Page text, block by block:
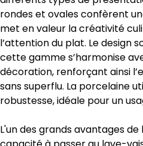
rondes et ovales confèrent
met en valeur la créativité
l’attention du plat. Le design
cette gamme s’harmonise
décoration, renforçant ainsi
sans superflu. La porcelaine
robustesse, idéale pour un
L'un des grands avantages